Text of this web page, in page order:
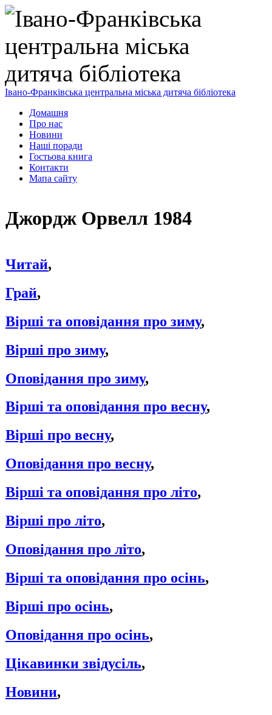
Івано-Франківська центральна міська дитяча бібліотека
Домашня
Про нас
Новини
Наші поради
Гостьова книга
Контакти
Мапа сайту
Джордж Орвелл 1984
Читай,
Грай,
Вірші та оповідання про зиму,
Вірші про зиму,
Оповідання про зиму,
Вірші та оповідання про весну,
Вірші про весну,
Оповідання про весну,
Вірші та оповідання про літо,
Вірші про літо,
Оповідання про літо,
Вірші та оповідання про осінь,
Вірші про осінь,
Оповідання про осінь,
Цікавинки звідусіль,
Новини,